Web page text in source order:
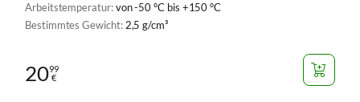
Arbeitstemperatur:von -50 °C bis +150 °C
Bestimmtes Gewicht:2,5 g/cm³
2099
€